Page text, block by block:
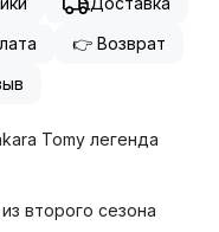
👉 Возврат
Tomy легенда
второго сезона